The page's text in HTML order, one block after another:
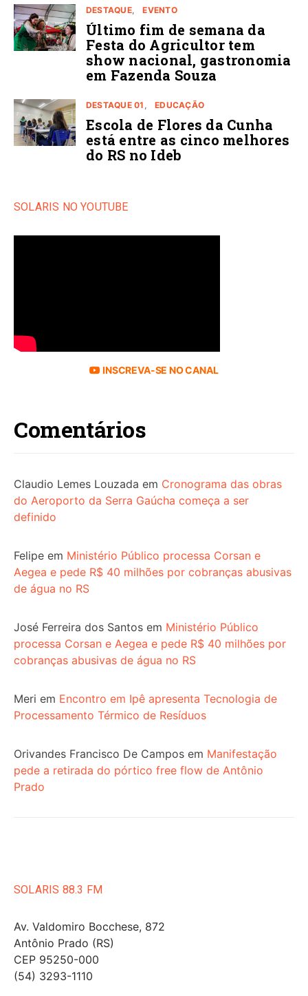
DESTAQUE EVENTO
Último fim de semana da
Festa do Agricultor tem
show nacional, gastronomia
em Fazenda Souza
DESTAQUE 01 EDUCAÇÃO
Escola de Flores da Cunha
está entre as cinco melhores
do RS no Ideb
SOLARIS NO YOUTUBE
INSCREVA-SE NO CANAL
Comentários
Claudio Lemes Louzada em Cronograma das obras
do Aeroporto da Serra Gaúcha começa a ser
definido
Felipe em Ministério Público processa Corsan e
Aegea e pede R$ 40 milhões por cobranças abusivas
de água no RS
José Ferreira dos Santos em Ministério Público
processa Corsan e Aegea e pede R$ 40 milhões por
cobranças abusivas de água no RS
Meri em Encontro em Ipê apresenta Tecnologia de
Processamento Térmico de Resíduos
Orivandes Francisco De Campos em Manifestação
pede a retirada do pórtico free flow de Antônio
Prado
SOLARIS 88.3 FM
Av. Valdomiro Bocchese, 872
Antônio Prado (RS)
CEP 95250-000
(54) 3293-1110